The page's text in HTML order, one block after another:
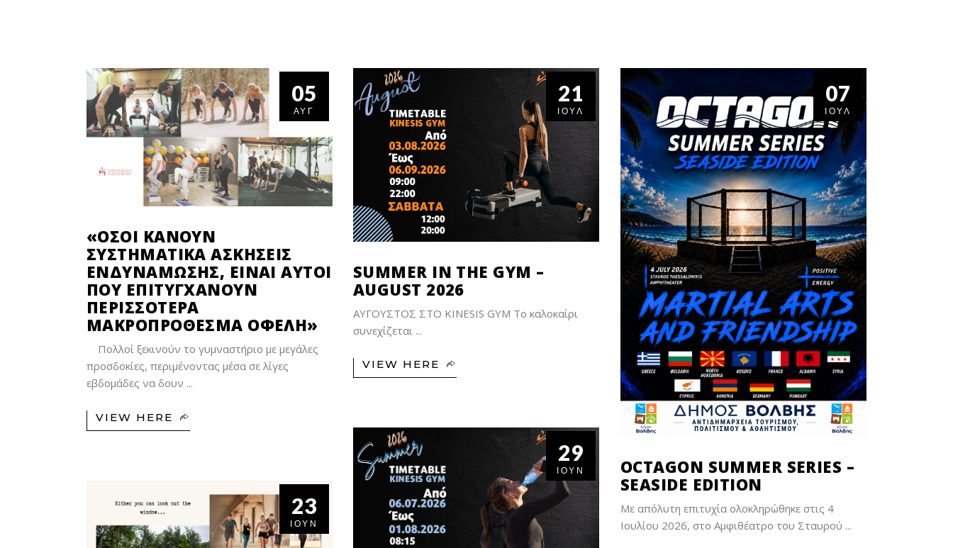
05
ΑΥΓ
«ΌΣΟΙ ΚΆΝΟΥΝ
ΣΥΣΤΗΜΑΤΙΚΆ ΑΣΚΉΣΕΙΣ
ΕΝΔΥΝΆΜΩΣΗΣ, ΕΊΝΑΙ ΑΥΤΟΊ
ΠΟΥ ΕΠΙΤΥΓΧΆΝΟΥΝ
ΠΕΡΙΣΣΌΤΕΡΑ
ΜΑΚΡΟΠΡΌΘΕΣΜΑ ΟΦΈΛΗ»
Πολλοί ξεκινούν το γυμναστήριο με μεγάλες
προσδοκίες, περιμένοντας μέσα σε λίγες
εβδομάδες να δουν
VIEW HERE
21
ΙΟΎΛ
SUMMER IN THE GYM –
AUGUST 2026
ΑΥΓΟΥΣΤΟΣ ΣΤΟ KINESIS GYM Το καλοκαίρι
συνεχίζεται
VIEW HERE
07
ΙΟΎΛ
OCTAGON SUMMER SERIES –
SEASIDE EDITION
Με απόλυτη επιτυχία ολοκληρώθηκε στις 4
Ιουλίου 2026, στο Αμφιθέατρο του Σταυρού
29
ΙΟΎΝ
23
ΙΟΎΝ